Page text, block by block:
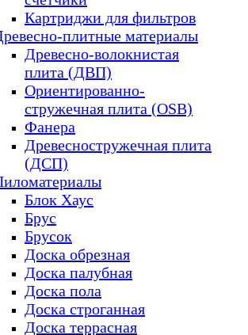
Картриджи для фильтров
плитные материалы
Древесно-волокнистая
плита (ДВП)
Ориентированно-
стружечная плита (OSB)
Фанера
Древесностружечная плита
(ДСП)
Блок Хаус
Брус
Брусок
Доска обрезная
Доска палубная
Доска пола
Доска строганная
Доска террасная